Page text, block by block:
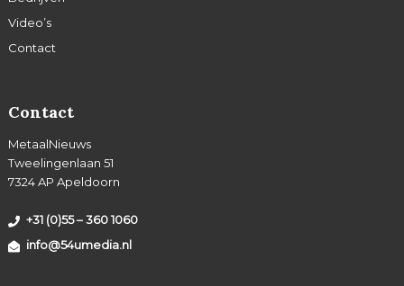
Video’s
Contact
Contact
MetaalNieuws
Tweelingenlaan 51
7324 AP Apeldoorn
+31 (0)55 – 360 1060
info@54umedia.nl